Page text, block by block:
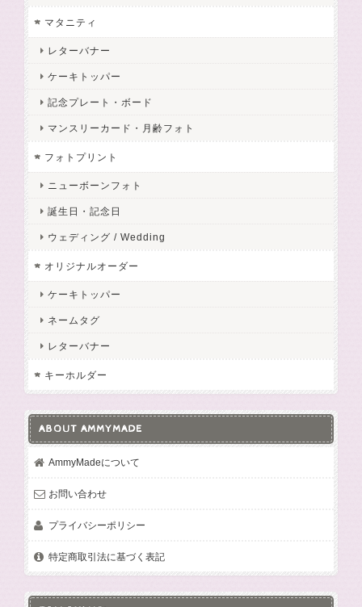
マタニティ
レターバナー
ケーキトッパー
記念プレート・ボード
マンスリーカード・月齢フォト
フォトプリント
ニューボーンフォト
誕生日・記念日
ウェディング / Wedding
オリジナルオーダー
ケーキトッパー
ネームタグ
レターバナー
キーホルダー
ABOUT AMMYMADE
AmmyMadeについて
お問い合わせ
プライバシーポリシー
特定商取引法に基づく表記